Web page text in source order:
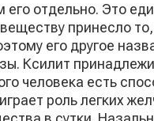
отдельно. Это
принесло то,
его другое
Ксилит
человека есть
роль легких